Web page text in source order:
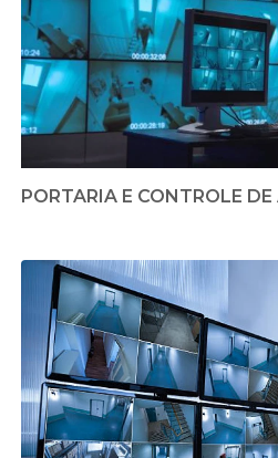
PORTARIA E CONTROLE DE